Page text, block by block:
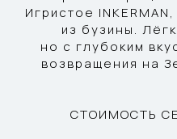
Игристое
из бузины.
но с глубоким
возвращения на
СТОИМОСТЬ